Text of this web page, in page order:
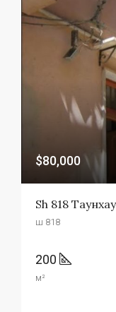
$80,000
Sh 818
ш 818
200
м²